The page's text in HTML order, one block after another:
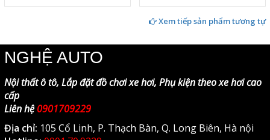
Xem tiếp sản phẩm tương tự
NGHỆ AUTO
Nội thất ô tô, Lắp đặt đồ chơi xe hơi, Phụ kiện theo xe hơi cao
cấp
Liên hệ 0901709229
Địa chỉ: 105 Cổ Linh, P. Thạch Bàn, Q. Long Biên, Hà nội